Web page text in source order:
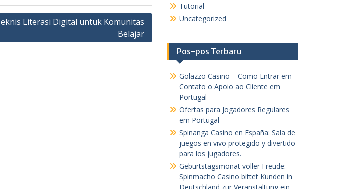
Literasi Digital untuk Komunitas
Belajar
Tutorial
Uncategorized
Pos-pos Terbaru
Golazzo Casino – Como Entrar em
Contato o Apoio ao Cliente em
Portugal
Ofertas para Jogadores Regulares
em Portugal
Spinanga Casino en España: Sala de
juegos en vivo protegido y divertido
para los jugadores.
Geburtstagsmonat voller Freude:
Spinmacho Casino bittet Kunden in
Deutschland zur Veranstaltung ein